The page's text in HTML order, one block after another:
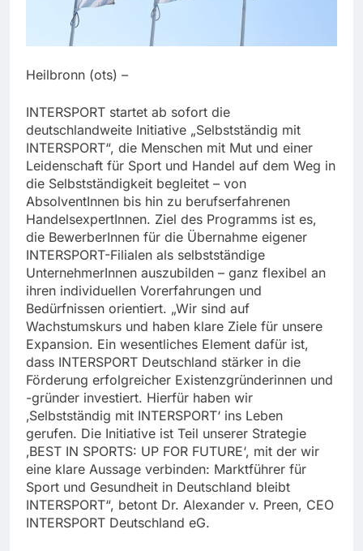
Heilbronn (ots) –
INTERSPORT startet ab sofort die
deutschlandweite Initiative „Selbstständig mit
INTERSPORT“, die Menschen mit Mut und einer
Leidenschaft für Sport und Handel auf dem Weg in
die Selbstständigkeit begleitet – von
AbsolventInnen bis hin zu berufserfahrenen
HandelsexpertInnen. Ziel des Programms ist es,
die BewerberInnen für die Übernahme eigener
INTERSPORT-Filialen als selbstständige
UnternehmerInnen auszubilden – ganz flexibel an
ihren individuellen Vorerfahrungen und
Bedürfnissen orientiert. „Wir sind auf
Wachstumskurs und haben klare Ziele für unsere
Expansion. Ein wesentliches Element dafür ist,
dass INTERSPORT Deutschland stärker in die
Förderung erfolgreicher Existenzgründerinnen und
-gründer investiert. Hierfür haben wir
‚Selbstständig mit INTERSPORT‘ ins Leben
gerufen. Die Initiative ist Teil unserer Strategie
‚BEST IN SPORTS: UP FOR FUTURE‘, mit der wir
eine klare Aussage verbinden: Marktführer für
Sport und Gesundheit in Deutschland bleibt
INTERSPORT“, betont Dr. Alexander v. Preen, CEO
INTERSPORT Deutschland eG.